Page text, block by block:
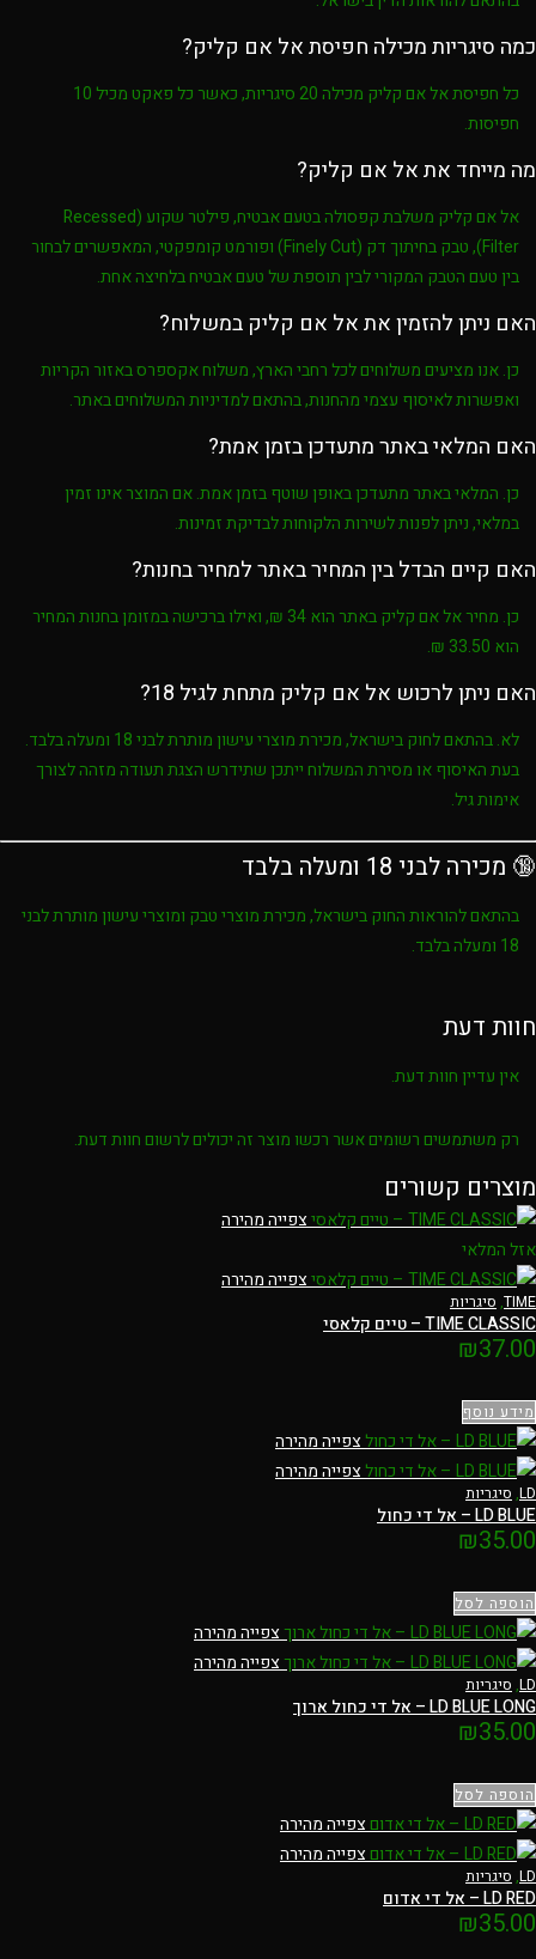
כמה סיגריות מכילה חפיסת אל אם קליק?
כל חפיסתאל אם קליק מכילה20 סיגריות , כאשר כל פאקט מכיל10
חפיסות.
מה מייחד את אל אם קליק?
אל אם קליק משלבתקפסולה בטעם אבטיח,
פילטר שקוע (Recessed
Filter)
,טבק בחיתוך דק (Finely Cut)
ופורמט קומפקטי, המאפשרים לבחור
בין טעם הטבק המקורי לבין תוספת של טעם אבטיח בלחיצה אחת.
האם ניתן להזמין את אל אם קליק במשלוח?
כן. אנו מציעים משלוחים לכל רחבי הארץ, משלוח אקספרס באזור הקריות
ואפשרות לאיסוף עצמי מהחנות, בהתאם למדיניות המשלוחים באתר.
האם המלאי באתר מתעדכן בזמן אמת?
כן. המלאי באתר מתעדכן באופן שוטף בזמן אמת. אם המוצר אינו זמין
במלאי, ניתן לפנות לשירות הלקוחות לבדיקת זמינות.
האם קיים הבדל בין המחיר באתר למחיר בחנות?
כן. מחיראל אם קליקבאתר הוא34 ₪
, ואילו ברכישה במזומן בחנות המחיר
הוא 33.50 ₪
.
האם ניתן לרכוש אל אם קליק מתחת לגיל 18?
לא. בהתאם לחוק בישראל, מכירת מוצרי עישון מותרת לבני18 ומעלה בלבד
.
בעת האיסוף או מסירת המשלוח ייתכן שתידרש הצגת תעודה מזהה לצורך
אימות גיל.
🔞 מכירה לבני 18 ומעלה בלבד
בהתאם להוראות החוק בישראל, מכירת מוצרי טבק ומוצרי עישון מותרת לבני
18 ומעלה בלבד
.
חוות דעת
אין עדיין חוות דעת.
רק משתמשים רשומים אשר רכשו מוצר זה יכולים לרשום חוות דעת.
מוצרים קשורים
צפייה מהירה
אזל המלאי
צפייה מהירה
TIME
, סיגריות
TIME CLASSIC – טיים קלאסי
₪37.00
מידע נוסף
צפייה מהירה
צפייה מהירה
LD
, סיגריות
LD BLUE – אל די כחול
₪35.00
הוספה לסל
צפייה מהירה
צפייה מהירה
LD
, סיגריות
LD BLUE LONG – אל די כחול ארוך
₪35.00
הוספה לסל
צפייה מהירה
צפייה מהירה
LD
, סיגריות
LD RED – אל די אדום
₪35.00